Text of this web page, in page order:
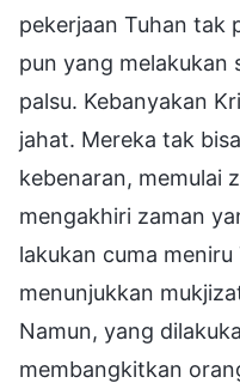
pekerjaan Tuhan tak
pun yang melakukan
palsu. Kebanyakan
jahat. Mereka tak
kebenaran, memulai
mengakhiri zaman
lakukan cuma meniru
menunjukkan
Namun, yang
membangkitkan